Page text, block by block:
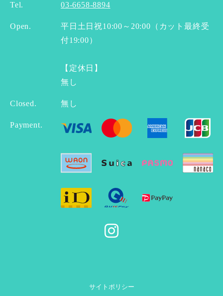
Tel. 03-6658-8894
Open.
平日土日祝10:00～20:00（カット最終受
付19:00）
【定休日】
無し
Closed. 無し
Payment.
サイトポリシー